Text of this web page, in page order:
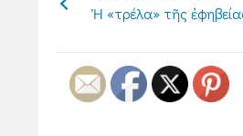
Ἡ «τρέλα» τῆς